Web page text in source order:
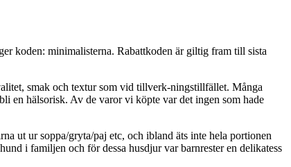
koden: minimalisterna. Rabattkoden är giltig fram till sista
smak och textur som vid tillverk-ningstillfället. Många
en hälsorisk. Av de varor vi köpte var det ingen som hade
ut ur soppa/gryta/paj etc, och ibland äts inte hela portionen
i familjen och för dessa husdjur var barnrester en delikatess